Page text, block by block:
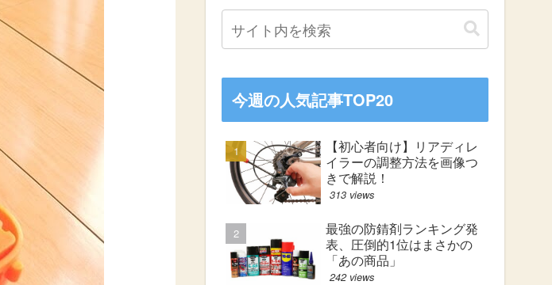
今週の人気記事TOP20
【初心者向け】リアディレ
イラーの調整方法を画像つ
きで解説！
313 views
最強の防錆剤ランキング発
表、圧倒的1位はまさかの
「あの商品」
242 views